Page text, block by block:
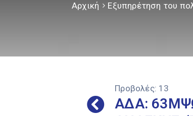
Αρχική Εξυπηρέτηση του
Προβολές: 13
ΑΔΑ: